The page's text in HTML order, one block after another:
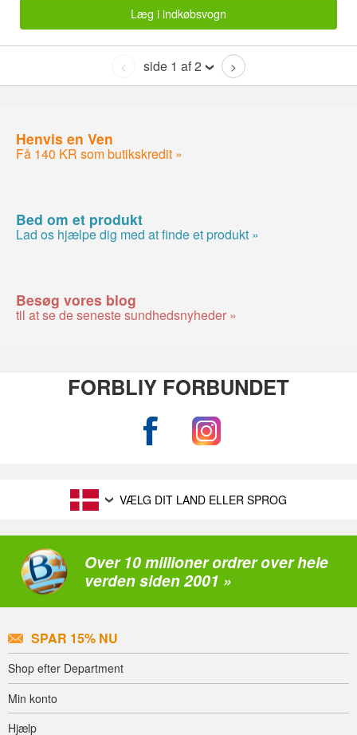
Læg i indkøbsvogn
< side 1 af 2 >
Henvis en Ven
Få 140 KR som butikskredit »
Bed om et produkt
Lad os hjælpe dig med at finde et produkt »
Besøg vores blog
til at se de seneste sundhedsnyheder »
FORBLIY FORBUNDET
VÆLG DIT LAND ELLER SPROG
Over 10 millioner ordrer over hele
verden siden 2001 »
SPAR 15% NU
Shop efter Department
Min konto
Hjælp